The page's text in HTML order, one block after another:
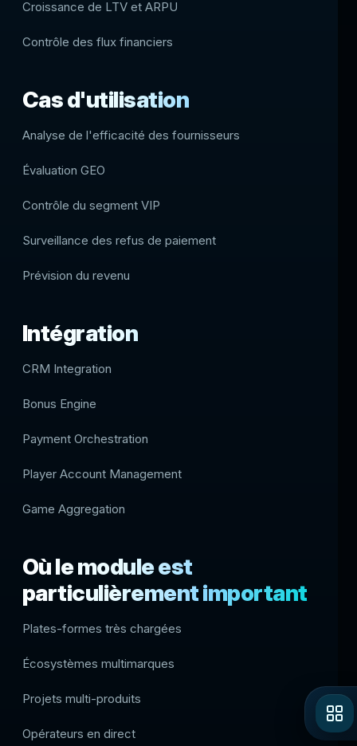
Croissance de LTV et ARPU
Contrôle des flux financiers
Cas d'utilisation
Analyse de l'efficacité des fournisseurs
Évaluation GEO
Contrôle du segment VIP
Surveillance des refus de paiement
Prévision du revenu
Intégration
CRM Integration
Bonus Engine
Payment Orchestration
Player Account Management
Game Aggregation
Où le module est
particulièrement important
Plates-formes très chargées
Écosystèmes multimarques
Projets multi-produits
Opérateurs en direct